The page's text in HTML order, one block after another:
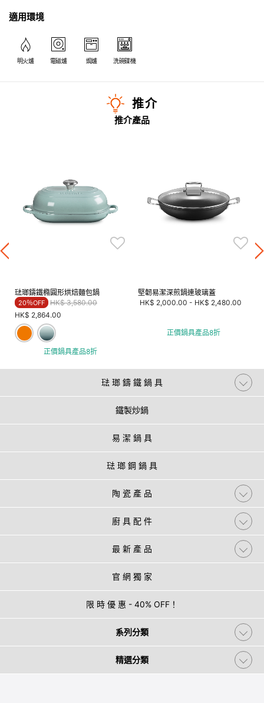
適用環境
明火爐 電磁爐 焗爐 洗碗碟機
推介
推介產品
琺瑯鑄鐵橢圓形烘焙麵包鍋
20％OFF Price reduced from
HK$ 3,580.00to
HK$ 2,864.00
正價鍋具產品8折
堅韌易潔深煎鍋連玻璃蓋
HK$ 2,000.00 - HK$ 2,480.00
正價鍋具產品8折
琺 瑯 鑄 鐵 鍋 具
鐵製炒鍋
易 潔 鍋 具
琺 瑯 鋼 鍋 具
陶 瓷 產 品
廚 具 配 件
最 新 產 品
官 網 獨 家
限 時 優 惠 - 40% OFF！
系列分類
精選分類